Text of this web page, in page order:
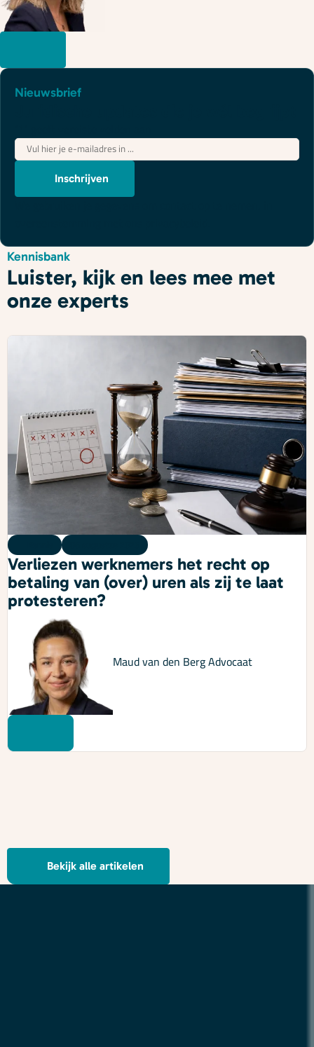
Nieuwsbrief
E-
mailadres*
Inschrijven
Kennisbank
Luister, kijk en lees mee met
onze experts
Verliezen werknemers het recht op
betaling van (over) uren als zij te laat
protesteren?
Maud van den BergAdvocaat
Bekijk alle artikelen